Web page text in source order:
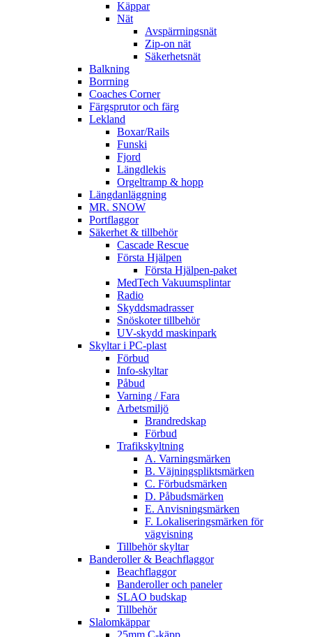
Käppar
Nät
Avspärrningsnät
Zip-on nät
Säkerhetsnät
Balkning
Borrning
Coaches Corner
Färgsprutor och färg
Lekland
Boxar/Rails
Funski
Fjord
Längdlekis
Orgeltramp & hopp
Längdanläggning
MR. SNOW
Portflaggor
Säkerhet & tillbehör
Cascade Rescue
Första Hjälpen
Första Hjälpen-paket
MedTech Vakuumsplintar
Radio
Skyddsmadrasser
Snöskoter tillbehör
UV-skydd maskinpark
Skyltar i PC-plast
Förbud
Info-skyltar
Påbud
Varning / Fara
Arbetsmiljö
Brandredskap
Förbud
Trafikskyltning
A. Varningsmärken
B. Väjningspliktsmärken
C. Förbudsmärken
D. Påbudsmärken
E. Anvisningsmärken
F. Lokaliseringsmärken för
vägvisning
Tillbehör skyltar
Banderoller & Beachflaggor
Beachflaggor
Banderoller och paneler
SLAO budskap
Tillbehör
Slalomkäppar
25mm C-käpp